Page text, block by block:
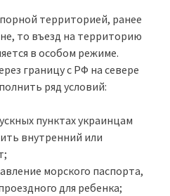
территорией, ранее
то въезд на территорию
в особом режиме.
границу с РФ на севере
ряд условий:
пунктах украинцам
внутренний или
морского паспорта,
для ребенка;